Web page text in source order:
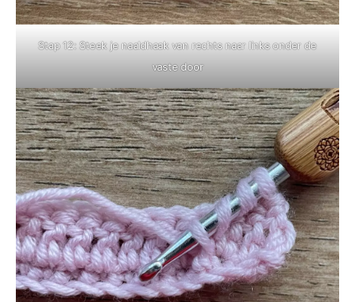
Stap 12: Steek je naaldhaak van rechts naar links onder de
vaste door